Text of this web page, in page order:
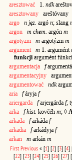
aresztować 1. ndk
aresztowany areštóvany
argo
n jęz. argó n; slang
argon
m chem. argón m
argotyzm
m argotýzm m
argument
m 1. argumént
funkcji argumént
argumentacja
f
argumentacyjny
argumentować
ndk
aria
fáryja f
ariergarda
farjergárda f,
arka
f hist. kovčéh m; ◊
arkada
farkáda f
arkadia
farkádyja f
arkan
m arkán m
First Previous « [1] [2] [3] [4]
[22] [23] [24] [25] [26] [27] [